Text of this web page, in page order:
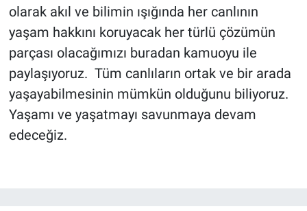
olarak akıl ve bilimin ışığında her canlının
yaşam hakkını koruyacak her türlü çözümün
parçası olacağımızı buradan kamuoyu ile
paylaşıyoruz. Tüm canlıların ortak ve bir arada
yaşayabilmesinin mümkün olduğunu biliyoruz.
Yaşamı ve yaşatmayı savunmaya devam
edeceğiz.